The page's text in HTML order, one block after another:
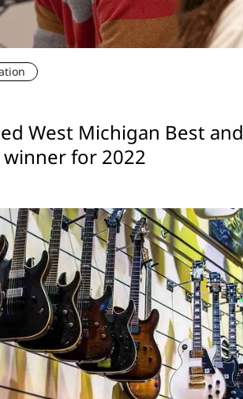
West Michigan Best and
for 2022